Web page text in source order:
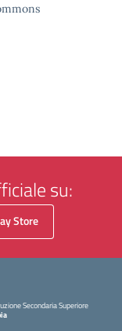
su:
Store
Secondaria Superiore